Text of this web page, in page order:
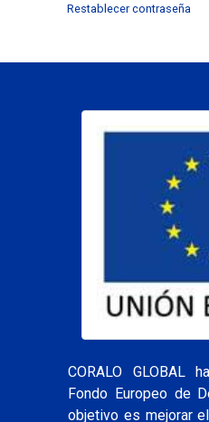
Restablecer contraseña
CORALO GLOBAL
Fondo Europeo de
objetivo es mejorar